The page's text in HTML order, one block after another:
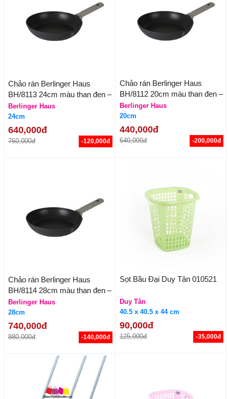
Chảo rán Berlinger Haus
BH/8113 24cm màu than đen –
Antracit Collection
Berlinger Haus
24cm
640,000đ
760,000đ -120,000đ
Chảo rán Berlinger Haus
BH/8112 20cm màu than đen –
Antracit Collection
Berlinger Haus
20cm
440,000đ
640,000đ -200,000đ
Chảo rán Berlinger Haus
BH/8114 28cm màu than đen –
Antracit Collection
Berlinger Haus
28cm
740,000đ
880,000đ -140,000đ
Sọt Bầu Đại Duy Tân 010521
Duy Tân
40.5 x 40.5 x 44 cm
90,000đ
125,000đ -35,000đ